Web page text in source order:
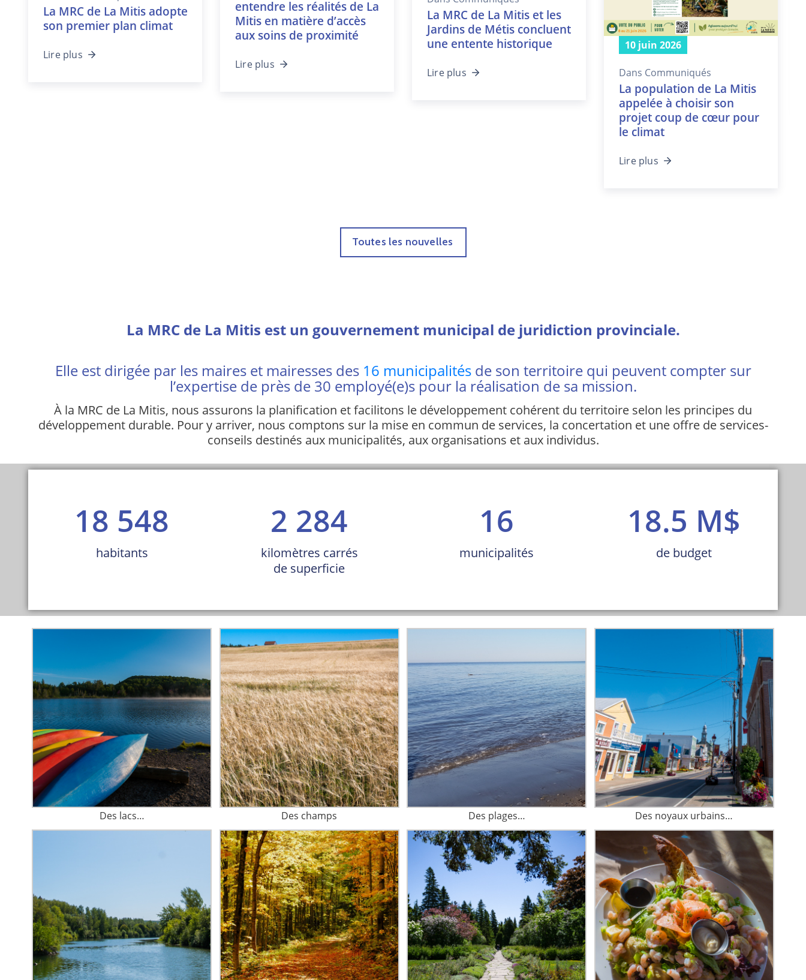
La MRC de La Mitis adopte
son premier plan climat
Lire plus
entendre les réalités de La
Mitis en matière d’accès
aux soins de proximité
Lire plus
La MRC de La Mitis et les
Jardins de Métis concluent
une entente historique
Lire plus
10 juin 2026
Dans Communiqués
La population de La Mitis
appelée à choisir son
projet coup de cœur pour
le climat
Lire plus
Toutes les nouvelles
La MRC de La Mitis est un gouvernement municipal de juridiction provinciale.
Elle est dirigée par les maires et mairesses des 16 municipalitésde son territoire qui peuvent compter sur
l’expertise de près de 30 employé(e)s pour la réalisation de sa mission.
À la MRC de La Mitis, nous assurons la planification et facilitons le développement cohérent du territoire selon les principes du
développement durable. Pour y arriver, nous comptons sur la mise en commun de services, la concertation et une offre de services-
conseils destinés aux municipalités, aux organisations et aux individus.
18 548
habitants
2 284
kilomètres carrés
de superficie
16
municipalités
18.5 M$
de budget
Des lacs… Des champs Des plages… Des noyaux urbains…